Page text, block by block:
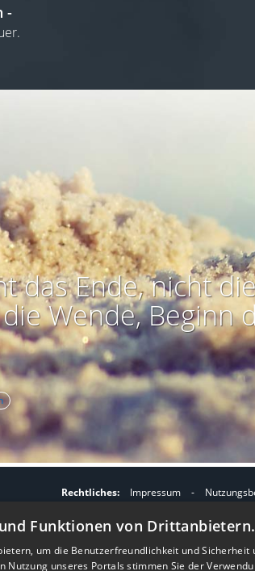
das Ende, nicht
Wende, Beginn
Rechtliches: Impressum -
m
A
Nützliches:
Kontakt -
Vertrag
Funktionen von Drittanbietern.
um die Benutzerfreundlichkeit und Sicherheit
unseres Portals stimmen Sie der